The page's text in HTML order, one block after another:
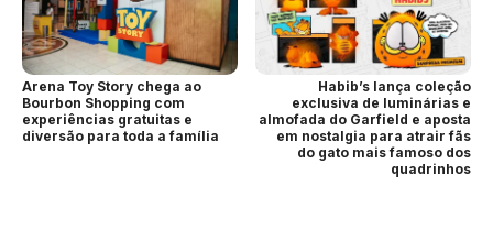
Arena Toy Story chega ao
Bourbon Shopping com
experiências gratuitas e
diversão para toda a família
Habib’s lança coleção
exclusiva de luminárias e
almofada do Garfield e aposta
em nostalgia para atrair fãs
do gato mais famoso dos
quadrinhos